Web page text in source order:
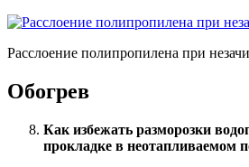
Расслоение полипропилена при
Обогрев
Как избежать разморозки
прокладке в неотапливаемом